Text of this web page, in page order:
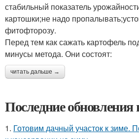
стабильный показатель
картошки;не надо
фитофторозу.
Перед тем как сажать картофель
минусы метода. Они состоят:
читать дальше →
Последние обновления
1. Готовим дачный участок к зиме.